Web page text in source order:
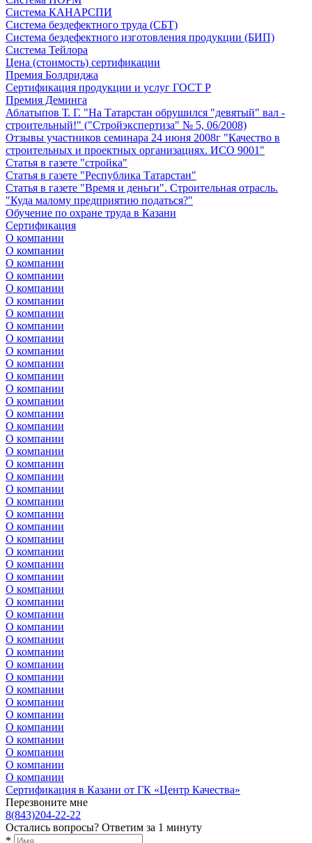
Система КАНАРСПИ
Система бездефектного труда (СБТ)
Система бездефектного изготовления продукции (БИП)
Система Тейлора
Цена (стоимость) сертификации
Премия Болдриджа
Сертификация продукции и услуг ГОСТ Р
Премия Деминга
Аблатыпов Т. Г. "На Татарстан обрушился "девятый" вал -
строительный!" ("Стройэкспертиза" № 5, 06/2008)
Отзывы участников семинара 24 июня 2008г "Качество в
строительных и проектных организациях. ИСО 9001"
Статья в газете "стройка"
Статья в газете "Республика Татарстан"
Статья в газете "Время и деньги". Строительная отрасль.
"Куда малому предприятию податься?"
Обучение по охране труда в Казани
Сертификация
О компании
О компании
О компании
О компании
О компании
О компании
О компании
О компании
О компании
О компании
О компании
О компании
О компании
О компании
О компании
О компании
О компании
О компании
О компании
О компании
О компании
О компании
О компании
О компании
О компании
О компании
О компании
О компании
О компании
О компании
О компании
О компании
О компании
О компании
О компании
О компании
О компании
О компании
О компании
О компании
О компании
О компании
О компании
О компании
Сертификация в Казани от ГК «Центр Качества»
Перезвоните мне
8(843)204-22-22
Остались вопросы? Ответим за 1 минуту
*